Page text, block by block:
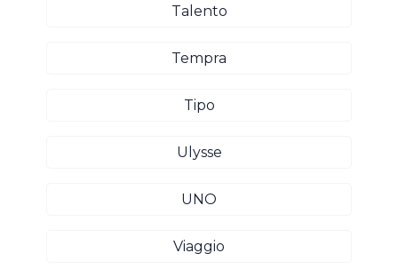
Talento
Tempra
Tipo
Ulysse
UNO
Viaggio